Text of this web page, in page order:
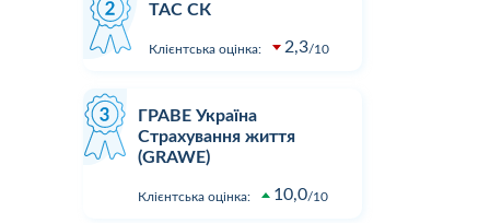
ТАС СК
Клієнтська оцінка: 2,3 10
ГРАВЕ Україна
Страхування життя
(GRAWE)
Клієнтська оцінка: 10,0 10